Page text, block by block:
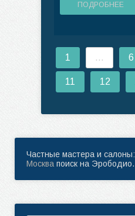
ПОДРОБНЕЕ
1 ... 6
11 12
Частные мастера и салоны:
Москва поиск на Эрободио.